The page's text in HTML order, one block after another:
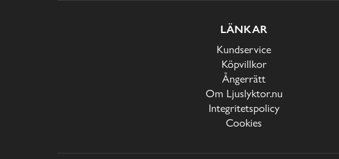
LÄNKAR
Kundservice
Köpvillkor
Ångerrätt
Om Ljuslyktor.nu
Integritetspolicy
Cookies